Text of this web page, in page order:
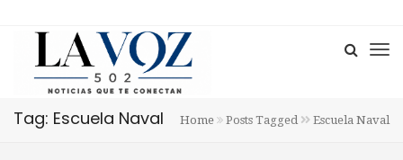
Tag: Escuela Naval Home Posts Tagged Escuela Naval